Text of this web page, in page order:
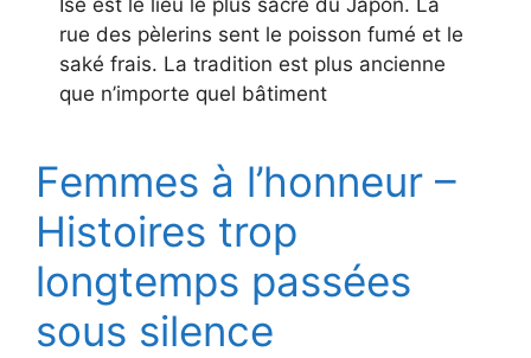
Ise est le lieu le plus sacré du Japon. La
rue des pèlerins sent le poisson fumé et le
saké frais. La tradition est plus ancienne
que n’importe quel bâtiment
Femmes à l’honneur –
Histoires trop
longtemps passées
sous silence